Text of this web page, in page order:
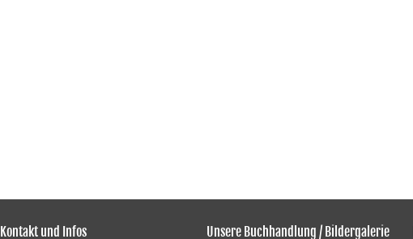
Kontakt und Infos Unsere Buchhandlung / Bildergalerie